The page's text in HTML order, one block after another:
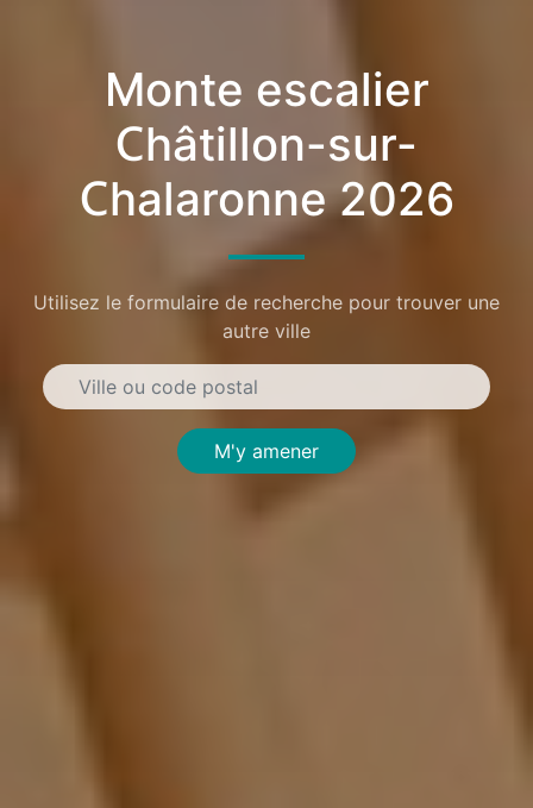
Monte escalier
Châtillon-sur-
Chalaronne 2026
Utilisez le formulaire de recherche pour trouver une
autre ville
M'y amener